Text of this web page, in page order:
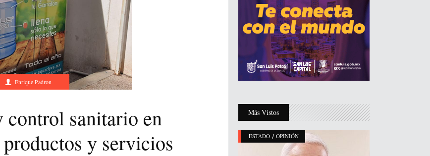
Enrique Padron
sanitario en
y servicios
Más Vistos
ESTADO / OPINIÓN